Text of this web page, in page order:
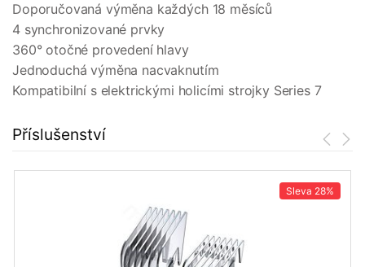
Doporučovaná výměna každých 18 měsíců
4 synchronizované prvky
360° otočné provedení hlavy
Jednoduchá výměna nacvaknutím
Kompatibilní s elektrickými holicími strojky Series 7
Příslušenství
Sleva 28%